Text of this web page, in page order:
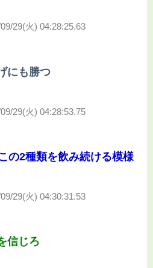
29(火) 04:28:25.63
にも勝つ
29(火) 04:28:53.75
の2種類を飲み続ける模様
29(火) 04:30:31.53
信じろ